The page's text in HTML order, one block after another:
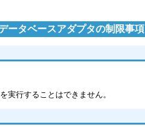
ータベースアダプタの制限事項
実行することはできません。